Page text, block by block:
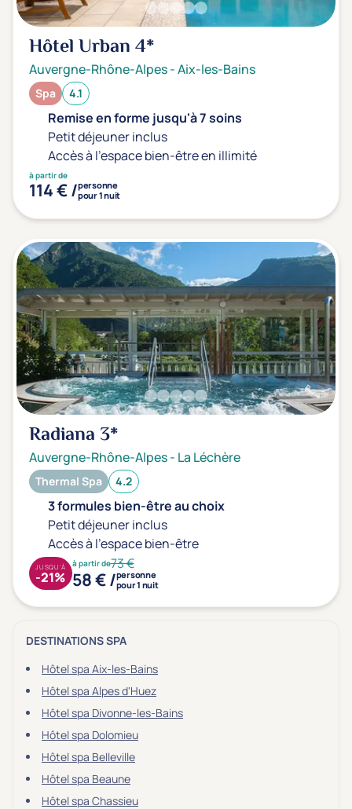
Hôtel Urban4*
Auvergne-Rhône-Alpes-Aix-les-Bains
Spa 4.1
Remise en forme jusqu'à 7 soins
Petit déjeuner inclus
Accès à l'espace bien-être en illimité
à partir de
114 € /personne
pour 1 nuit
Radiana 3*
Auvergne-Rhône-Alpes- La Léchère
Thermal Spa 4.2
3 formules bien-être au choix
Petit déjeuner inclus
Accès à l'espace bien-être
à partir de73 €
58 € /personne
pour 1 nuit
JUSQU'À
-21%
DESTINATIONS SPA
Hôtel spa Aix-les-Bains
Hôtel spa Alpes d'Huez
Hôtel spa Divonne-les-Bains
Hôtel spa Dolomieu
Hôtel spa Belleville
Hôtel spa Beaune
Hôtel spa Chassieu